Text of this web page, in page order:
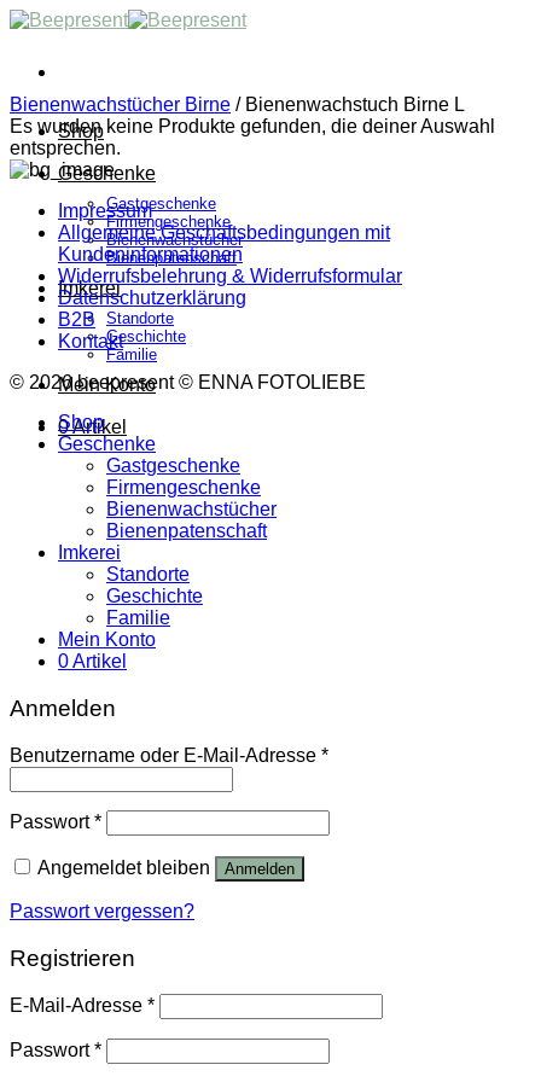
Skip
Shop
Geschenke
Gastgeschenke
Firmengeschenke
Bienenwachstücher
Bienenpatenschaft
Imkerei
Standorte
Geschichte
Familie
Mein Konto
0 Artikel
Bienenwachstücher Birne /Bienenwachstuch Birne L
Es wurden keine Produkte gefunden, die deiner Auswahl
entsprechen.
Impressum
Allgemeine Geschäftsbedingungen mit
Kundeninformationen
Widerrufsbelehrung & Widerrufsformular
Datenschutzerklärung
B2B
Kontakt
© 2026 beepresent © ENNA FOTOLIEBE
Shop
Geschenke
Gastgeschenke
Firmengeschenke
Bienenwachstücher
Bienenpatenschaft
Imkerei
Standorte
Geschichte
Familie
Mein Konto
0 Artikel
Anmelden
Benutzername oder E-Mail-Adresse *
Passwort*
Angemeldet bleiben Anmelden
Passwort vergessen?
Registrieren
E-Mail-Adresse *
Passwort*